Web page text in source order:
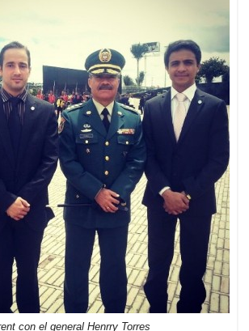
con el general Henrry Torres